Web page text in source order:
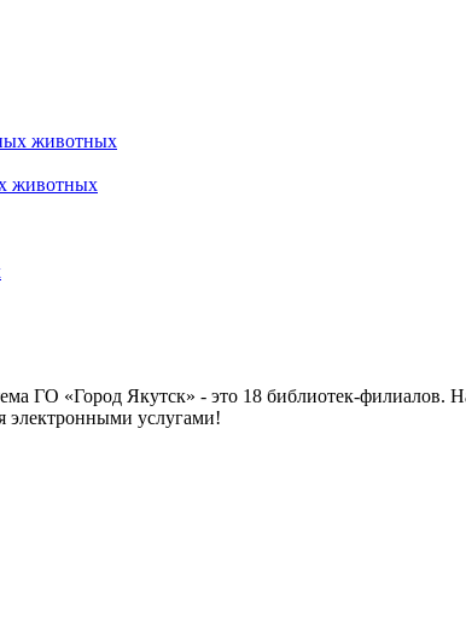
животных
ГО «Город Якутск» - это 18 библиотек-филиалов.
электронными услугами!